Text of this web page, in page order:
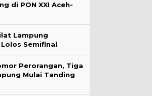
di PON XXI Aceh-
Lampung
Semifinal
Perorangan, Tiga
Mulai Tanding